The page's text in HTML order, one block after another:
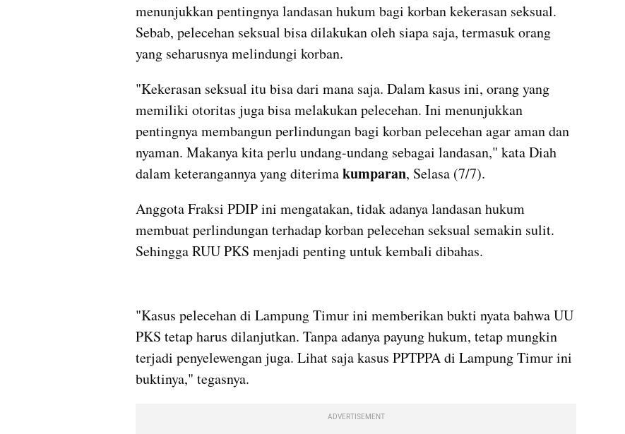
menunjukkan pentingnya landasan hukum bagi korban kekerasan seksual.
Sebab, pelecehan seksual bisa dilakukan oleh siapa saja, termasuk orang
yang seharusnya melindungi korban.
"Kekerasan seksual itu bisa dari mana saja. Dalam kasus ini, orang yang
memiliki otoritas juga bisa melakukan pelecehan. Ini menunjukkan
pentingnya membangun perlindungan bagi korban pelecehan agar aman dan
nyaman. Makanya kita perlu undang-undang sebagai landasan," kata Diah
dalam keterangannya yang diterima kumparan, Selasa (7/7).
Anggota Fraksi PDIP ini mengatakan, tidak adanya landasan hukum
membuat perlindungan terhadap korban pelecehan seksual semakin sulit.
Sehingga RUU PKS menjadi penting untuk kembali dibahas.
"Kasus pelecehan di Lampung Timur ini memberikan bukti nyata bahwa UU
PKS tetap harus dilanjutkan. Tanpa adanya payung hukum, tetap mungkin
terjadi penyelewengan juga. Lihat saja kasus PPTPPA di Lampung Timur ini
buktinya," tegasnya.
ADVERTISEMENT